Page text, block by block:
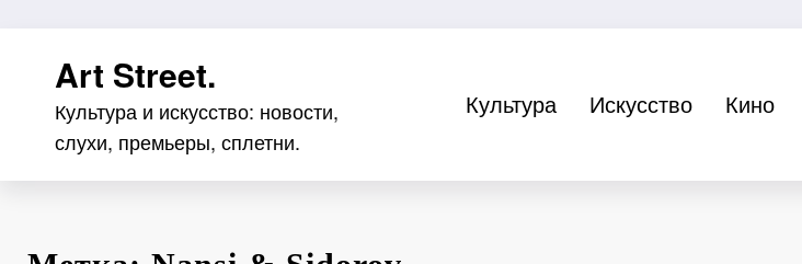
содержимомуArt Street.
Культура и искусство: новости,
слухи, премьеры, сплетни.
Культура Искусство Кино